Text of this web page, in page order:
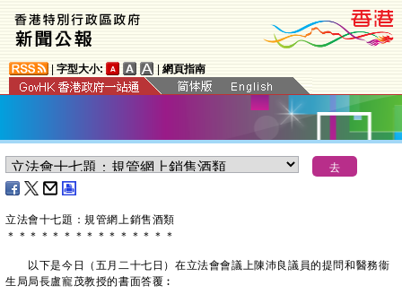
字型大小: 網頁指南
立法會十七題：規管網上銷售酒類
＊ ＊ ＊ ＊ ＊ ＊ ＊ ＊ ＊ ＊ ＊ ＊ ＊ ＊ ＊
以下是今日（五月二十七日）在立法會會議上陳沛良議員的提問和醫務衞
生局局長盧寵茂教授的書面答覆︰